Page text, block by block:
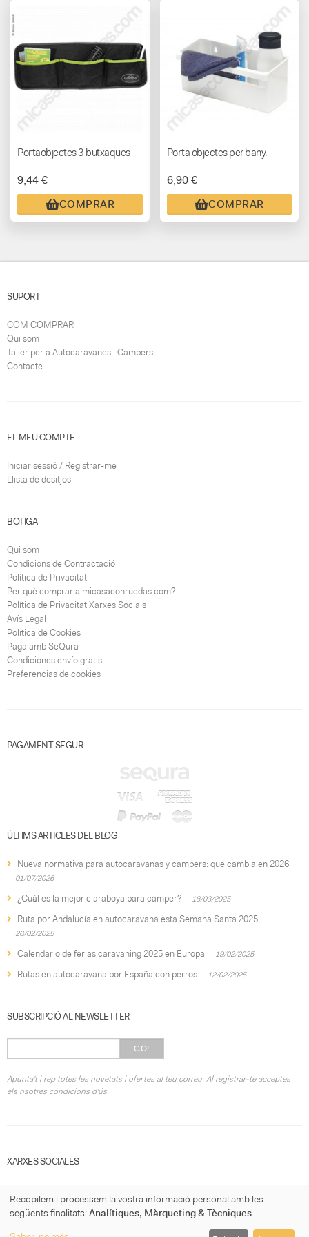
Portaobjectes 3 butxaques
9,44 €
COMPRAR
Porta objectes per bany.
6,90 €
COMPRAR
SUPORT
COM COMPRAR
Qui som
Taller per a Autocaravanes i Campers
Contacte
EL MEU COMPTE
Iniciar sessió / Registrar-me
Llista de desitjos
BOTIGA
Qui som
Condicions de Contractació
Política de Privacitat
Per què comprar a micasaconruedas.com?
Política de Privacitat Xarxes Socials
Avís Legal
Política de Cookies
Paga amb SeQura
Condiciones envío gratis
Preferencias de cookies
PAGAMENT SEGUR
ÚLTIMS ARTICLES DEL BLOG
Nueva normativa para autocaravanas y campers: qué cambia en 2026
01/07/2026
¿Cuál es la mejor claraboya para camper? 18/03/2025
Ruta por Andalucía en autocaravana esta Semana Santa 2025
26/02/2025
Calendario de ferias caravaning 2025 en Europa 19/02/2025
Rutas en autocaravana por España con perros 12/02/2025
SUBSCRIPCIÓ AL NEWSLETTER
GO!
Apunta't i rep totes les novetats i ofertes al teu correu. Al registrar-te acceptes
els nsotres condicions d'ús.
XARXES SOCIALES
Recopilem i processem la vostra informació personal amb les
següents finalitats:Analítiques, Màrqueting & Tècniques.